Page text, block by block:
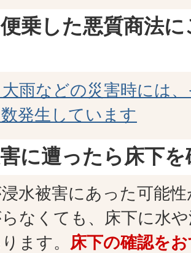
乗した悪質商法
雨などの災害時には
発生しています
に遭ったら床下
水被害にあった可能
なくても、床下に水
ます。 床下の確認を